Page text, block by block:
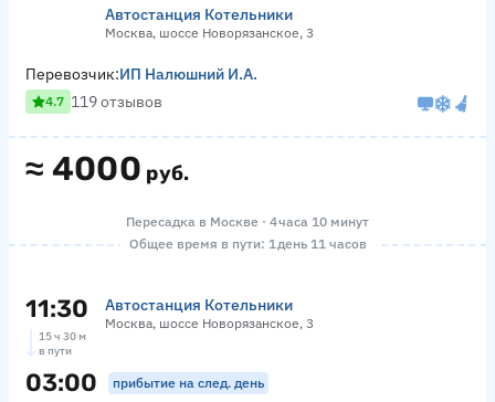
Автостанция Котельники
Москва, шоссе Новорязанское, 3
≈ 4000 руб.
Перевозчик:ИП Налюшний И.А.
4.7 119 отзывов
Пересадка в Москве · 4 часа 10 минут
Общее время в пути: 1 день 11 часов
11:30 Автостанция Котельники
Москва, шоссе Новорязанское, 3
15 ч 30 м
в пути
03:00 прибытие на след. день